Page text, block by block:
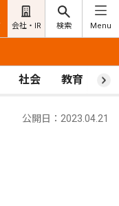
会社・IR 検索 Menu
社会 教育 ス
公開日：2023.04.21